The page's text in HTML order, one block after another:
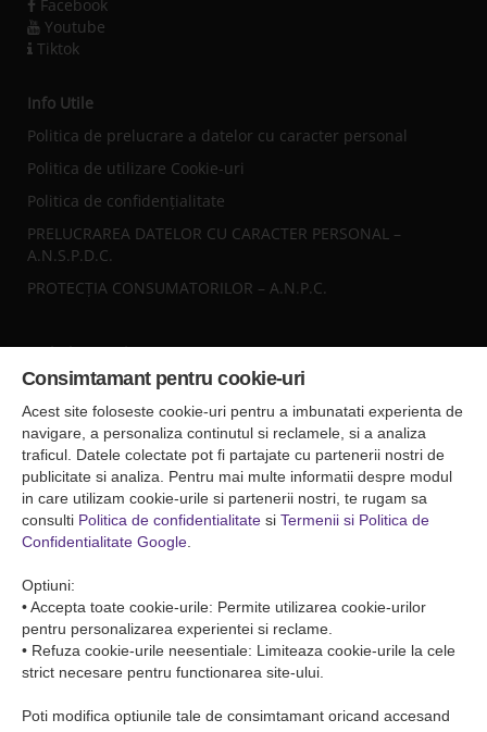
Facebook
Youtube
Tiktok
Info Utile
Politica de prelucrare a datelor cu caracter personal
Politica de utilizare Cookie-uri
Politica de confidențialitate
PRELUCRAREA DATELOR CU CARACTER PERSONAL –
A.N.S.P.D.C.
PROTECȚIA CONSUMATORILOR – A.N.P.C.
Sediul central
Falticeni ( Autogara Romfour )
str. Plutonier Ghiniţă nr.8, Fălticeni, judeţul Suceava
0040374557200
Condiții de Transport
Condițiile de transport colete
Condițiile de transport persone
Consimtamant pentru cookie-uri
Acest site foloseste cookie-uri pentru a imbunatati experienta de
navigare, a personaliza continutul si reclamele, si a analiza
traficul. Datele colectate pot fi partajate cu partenerii nostri de
publicitate si analiza. Pentru mai multe informatii despre modul
in care utilizam cookie-urile si partenerii nostri, te rugam sa
consulti Politica de confidentialitate si Termenii si Politica de
Confidentialitate Google
Optiuni:
• Accepta toate cookie-urile: Permite utilizarea cookie-urilor
pentru personalizarea experientei si reclame.
• Refuza cookie-urile neesentiale: Limiteaza cookie-urile la cele
strict necesare pentru functionarea site-ului.
Poti modifica optiunile tale de consimtamant oricand accesand